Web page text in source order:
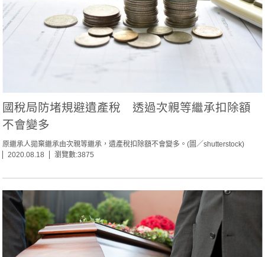
國稅局防堵規避遺產稅 透過次親等繼承扣除額
不會變多
原繼承人拋棄繼承由次親等繼承，遺產稅扣除額不會變多。(圖／shutterstock)
2020.08.18
瀏覽數:3875